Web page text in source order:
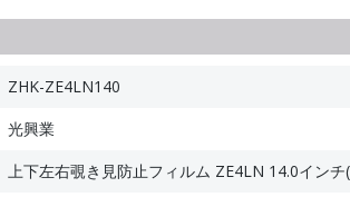
ZHK-ZE4LN140
光興業
上下左右覗き見防止フィルム ZE4LN 14.0インチ